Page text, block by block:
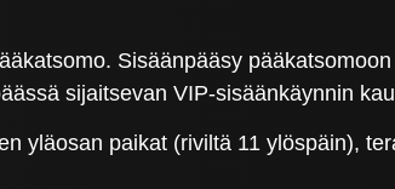
Sisäänpääsy
sijaitsevan VIP-sisäänkäynnin
yläosan paikat (riviltä 11 ylöspäin),